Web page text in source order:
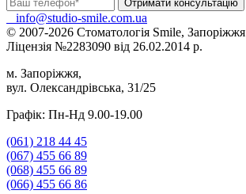
info@studio-smile.com.ua
© 2007-2026 Стоматологія Smile, Запоріжжя
Ліцензія №2283090 від 26.02.2014 р.
м. Запоріжжя,
вул. Олександрівська, 31/25
Графік: Пн-Нд 9.00-19.00
(061) 218 44 45
(067) 455 66 89
(068) 455 66 89
(066) 455 66 86